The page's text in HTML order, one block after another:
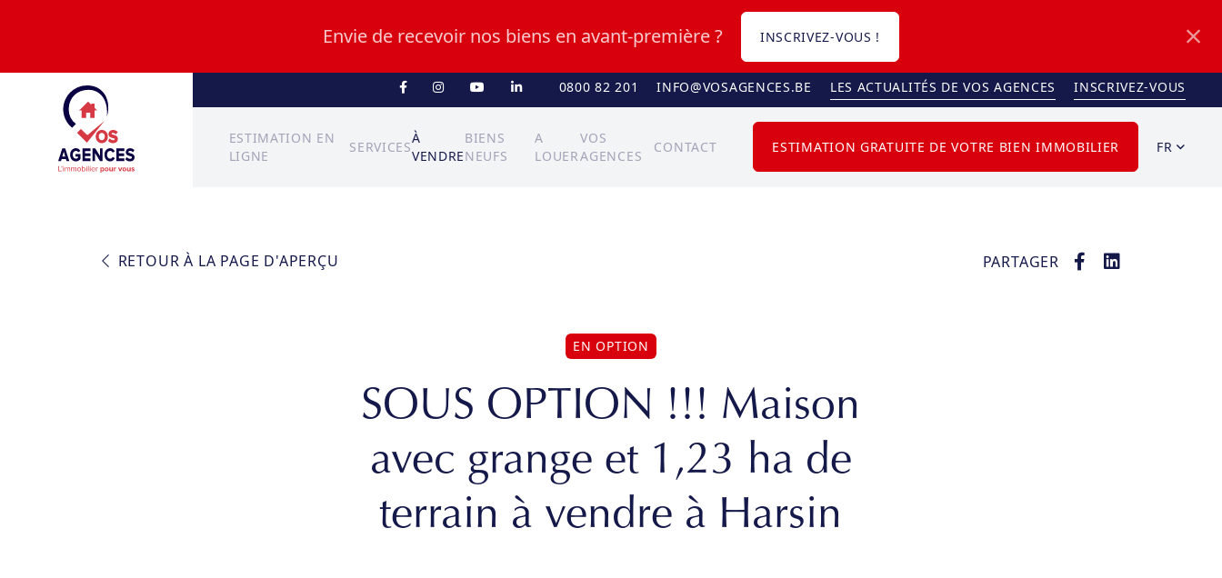
Envie de recevoir nos biens en avant-première ? INSCRIVEZ-VOUS !
0800 82 201 INFO@VOSAGENCES.BE LES ACTUALITÉS DE VOS AGENCES INSCRIVEZ-VOUS
ESTIMATION EN
LIGNE
SERVICES
À
VENDRE
BIENS
NEUFS
A
LOUER
VOS
AGENCES
CONTACT ESTIMATION GRATUITE DE VOTRE BIEN IMMOBILIER FR
RETOUR À LA PAGE D'APERÇU PARTAGER
EN OPTION
SOUS OPTION !!! Maison
avec grange et 1,23 ha de
terrain à vendre à Harsin